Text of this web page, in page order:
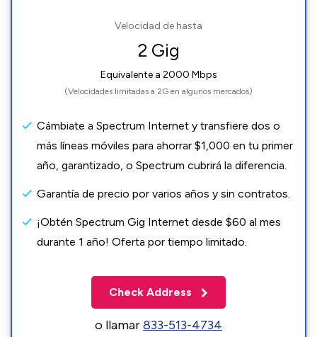
Velocidad de hasta
2 Gig
Equivalente a 2000 Mbps
(Velocidades limitadas a 2G en algunos mercados)
Cámbiate a Spectrum Internet y transfiere dos o
más líneas móviles para ahorrar $1,000 en tu primer
año, garantizado, o Spectrum cubrirá la diferencia.
Garantía de precio por varios años y sin contratos.
¡Obtén Spectrum Gig Internet desde $60 al mes
durante 1 año! Oferta por tiempo limitado.
Check Address
o llamar833-513-4734